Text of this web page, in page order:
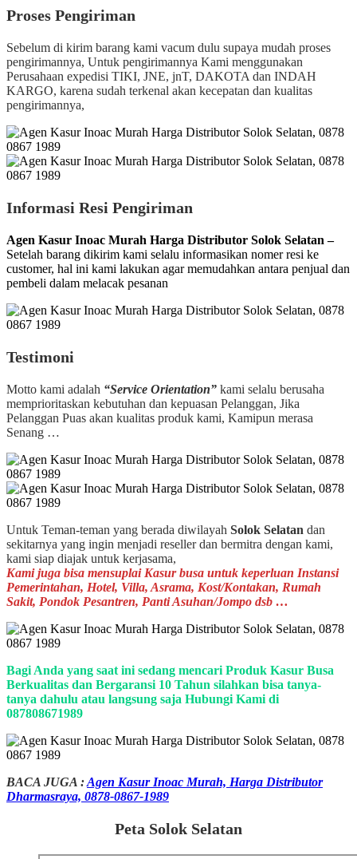
Proses Pengiriman
Sebelum di kirim barang kami vacum dulu supaya mudah proses
pengirimannya, Untuk pengirimannya Kami menggunakan
Perusahaan expedisi TIKI, JNE, jnT, DAKOTA dan INDAH
KARGO, karena sudah terkenal akan kecepatan dan kualitas
pengirimannya,
Informasi Resi Pengiriman
Agen Kasur Inoac Murah Harga Distributor Solok Selatan –
Setelah barang dikirim kami selalu informasikan nomer resi ke
customer, hal ini kami lakukan agar memudahkan antara penjual dan
pembeli dalam melacak pesanan
Testimoni
Motto kami adalah “Service Orientation” kami selalu berusaha
memprioritaskan kebutuhan dan kepuasan Pelanggan, Jika
Pelanggan Puas akan kualitas produk kami, Kamipun merasa
Senang …
Untuk Teman-teman yang berada diwilayah Solok Selatan dan
sekitarnya yang ingin menjadi reseller dan bermitra dengan kami,
kami siap diajak untuk kerjasama,
Kami juga bisa mensuplai Kasur busa untuk keperluan Instansi
Pemerintahan, Hotel, Villa, Asrama, Kost/Kontakan, Rumah
Sakit, Pondok Pesantren, Panti Asuhan/Jompo dsb …
Bagi Anda yang saat ini sedang mencari Produk Kasur Busa
Berkualitas dan Bergaransi 10 Tahun silahkan bisa tanya-
tanya dahulu atau langsung saja Hubungi Kami di
087808671989
BACA JUGA :Agen Kasur Inoac Murah, Harga Distributor
Dharmasraya, 0878-0867-1989
Peta Solok Selatan